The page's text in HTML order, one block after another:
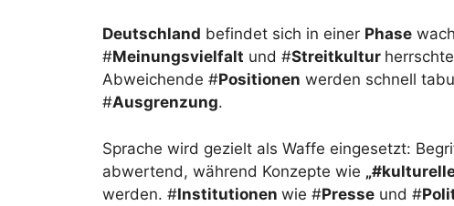
Deutschland befindet sich in einer Phase
#Meinungsvielfalt und #Streitkultur
Abweichende #Positionen werden schnell
#Ausgrenzung.
Sprache wird gezielt als Waffe eingesetzt:
abwertend, während Konzepte wie
werden. #Institutionen wie #Presse und #